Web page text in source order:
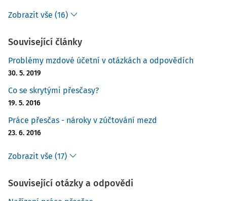
Zobrazit vše (16)
Související články
Problémy mzdové účetní v otázkách a odpovědích
30. 5. 2019
Co se skrytými přesčasy?
19. 5. 2016
Práce přesčas - nároky v zúčtování mezd
23. 6. 2016
Zobrazit vše (17)
Související otázky a odpovědi